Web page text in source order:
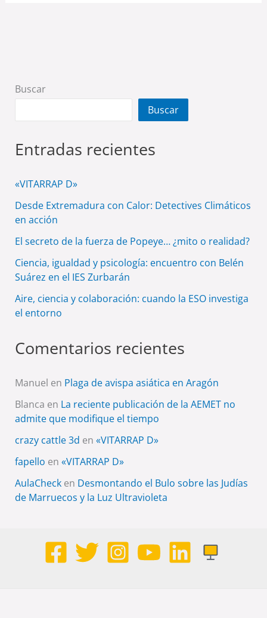
Buscar
Buscar
Entradas recientes
«VITARRAP D»
Desde Extremadura con Calor: Detectives Climáticos
en acción
El secreto de la fuerza de Popeye… ¿mito o realidad?
Ciencia, igualdad y psicología: encuentro con Belén
Suárez en el IES Zurbarán
Aire, ciencia y colaboración: cuando la ESO investiga
el entorno
Comentarios recientes
Manuel en Plaga de avispa asiática en Aragón
Blanca en La reciente publicación de la AEMET no
admite que modifique el tiempo
crazy cattle 3d en «VITARRAP D»
fapello en «VITARRAP D»
AulaChecken Desmontando el Bulo sobre las Judías
de Marruecos y la Luz Ultravioleta